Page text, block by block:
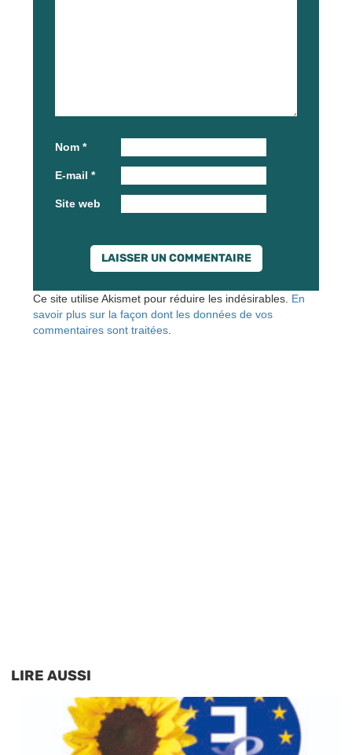
Nom *
E-mail *
Site web
Ce site utilise Akismet pour réduire les indésirables. En
savoir plus sur la façon dont les données de vos
commentaires sont traitées
LIRE AUSSI